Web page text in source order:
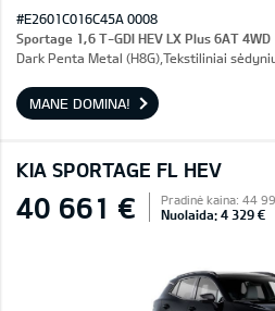
#E2601C016C45A 0008
Sportage 1,6 T-GDI HEV LX Plus 6AT 4WD
Dark Penta Metal (H8G),Tekstiliniai
MANE DOMINA!
KIA SPORTAGE FL HEV
40 661 € Pradinė kaina: 44
Nuolaida: 4 329 €